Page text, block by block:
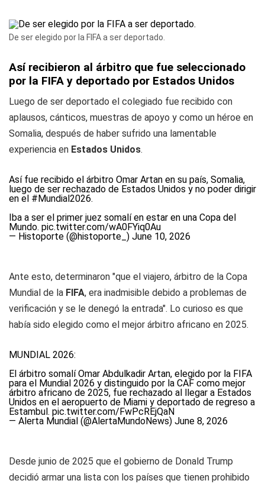
De ser elegido por la FIFA a ser deportado.
Así recibieron al árbitro que fue seleccionado
por la FIFA y deportado por Estados Unidos
Luego de ser deportado el colegiado fue recibido con
aplausos, cánticos, muestras de apoyo y como un héroe en
Somalia, después de haber sufrido una lamentable
experiencia en Estados Unidos.
Así fue recibido el árbitro Omar Artan en su país, Somalia,
luego de ser rechazado de Estados Unidos y no poder dirigir
en el #Mundial2026.
Iba a ser el primer juez somalí en estar en una Copa del
Mundo. pic.twitter.com/wA0FYiq0Au
— Histoporte (@histoporte_) June 10, 2026
Ante esto, determinaron "que el viajero, árbitro de la Copa
Mundial de la FIFA, era inadmisible debido a problemas de
verificación y se le denegó la entrada". Lo curioso es que
había sido elegido como el mejor árbitro africano en 2025.
MUNDIAL 2026:
El árbitro somalí Omar Abdulkadir Artan, elegido por la FIFA
para el Mundial 2026 y distinguido por la CAF como mejor
árbitro africano de 2025, fue rechazado al llegar a Estados
Unidos en el aeropuerto de Miami y deportado de regreso a
Estambul. pic.twitter.com/FwPcREjQaN
— Alerta Mundial (@AlertaMundoNews) June 8, 2026
Desde junio de 2025 que el gobierno de Donald Trump
decidió armar una lista con los países que tienen prohibido